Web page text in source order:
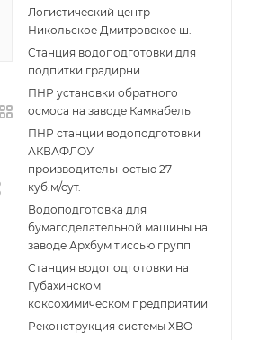
Логистический центр
Никольское Дмитровское ш.
Станция водоподготовки для
подпитки градирни
ПНР установки обратного
осмоса на заводе Камкабель
ПНР станции водоподготовки
АКВАФЛОУ
производительностью 27
куб.м/сут.
Водоподготовка для
бумагоделательной машины на
заводе Архбум тиссью групп
Станция водоподготовки на
Губахинском
коксохимическом предприятии
Реконструкция системы ХВО